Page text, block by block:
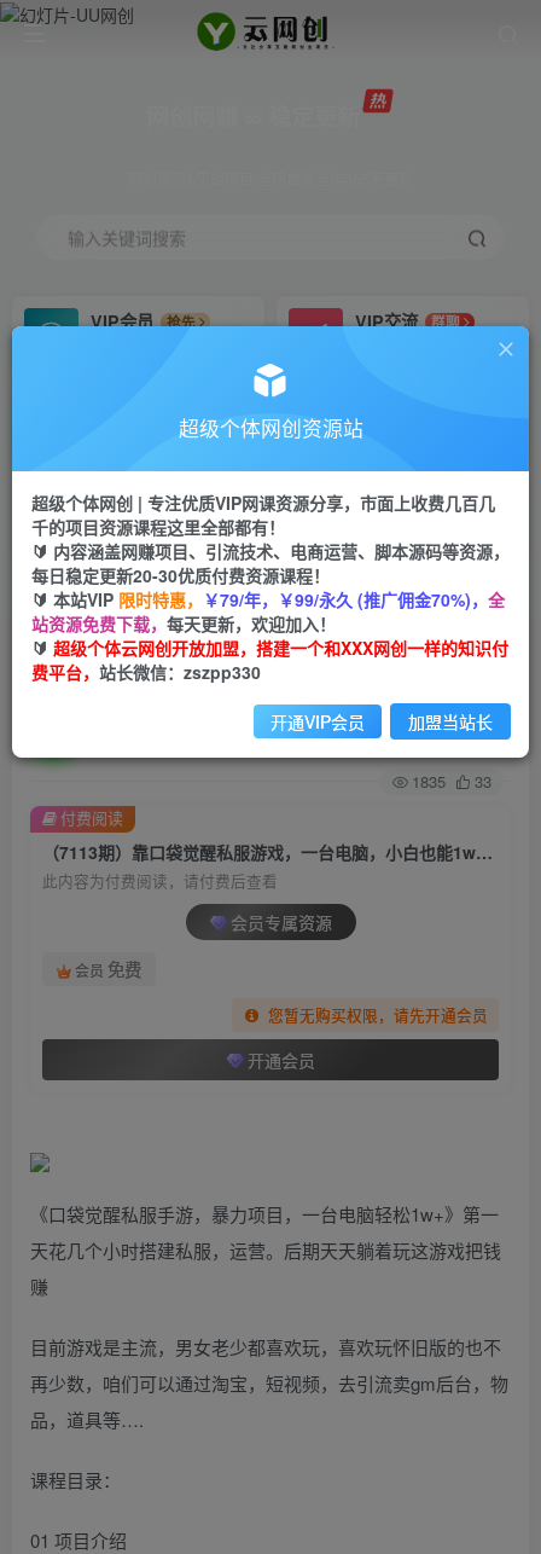
输入关键词搜索
VIP会员
抢先
VIP交流
群聊
研究探讨更多创业项目路子。
会员专属推广链接
招募站长
挂机
项目
脚本卡密
APP下载
GO
首页 创业课程 会员专属 正文
（7113期）靠口袋觉醒私服游戏，一台电脑，小
白也能1w+（教程+工具+资料）
关注 私信
1835 33
（7113期）靠口袋觉醒私服游戏，一台电脑，小白也能1w+（教程+工具+资料）
此内容为付费阅读，请付费后查看
会员专属资源
会员 免费
您暂无购买权限，请先开通会员
开通会员
付费阅读
《口袋觉醒私服手游，暴力项目，一台电脑轻松1w+》第一
天花几个小时搭建私服，运营。后期天天躺着玩这游戏把钱
赚
目前游戏是主流，男女老少都喜欢玩，喜欢玩怀旧版的也不
再少数，咱们可以通过淘宝，短视频，去引流卖gm后台，物
品，道具等….
课程目录：
01 项目介绍
超级个体网创资源站
超级个体网创 | 专注优质VIP网课资源分享，市面上收费几百几
千的项目资源课程这里全部都有！
🔰 内容涵盖网赚项目、引流技术、电商运营、脚本源码等资源，
每日稳定更新20-30优质付费资源课程！
🔰 本站VIP 限时特惠， ￥79/年，￥99/永久 (推广佣金70%)， 全
站资源免费下载， 每天更新，欢迎加入！
🔰 超级个体云网创开放加盟，搭建一个和XXX网创一样的知识付
费平台， 站长微信：zszpp330
开通VIP会员 加盟当站长